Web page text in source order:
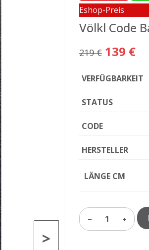
>
Eshop-Preis
Völkl Code
219 € 139 €
VERFÜGBARKEIT
STATUS
CODE
HERSTELLER
LÄNGE CM
1